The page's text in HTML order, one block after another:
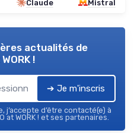
Claude Mistral
actualités de
!
➔ Je m'inscris
j’accepte d’être contacté(e) à
at WORK ! et ses partenaires.